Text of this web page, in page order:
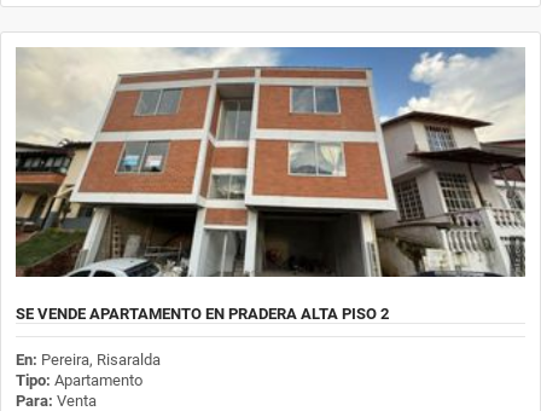
SE VENDE APARTAMENTO EN PRADERA ALTA PISO 2
En: Pereira, Risaralda
Tipo: Apartamento
Para: Venta